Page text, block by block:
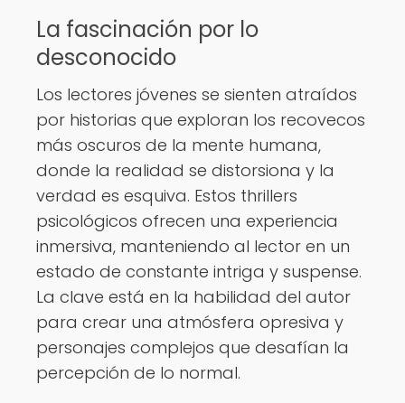
La fascinación por lo
desconocido
Los lectores jóvenes se sienten atraídos
por historias que exploran los recovecos
más oscuros de la mente humana,
donde la realidad se distorsiona y la
verdad es esquiva. Estos thrillers
psicológicos ofrecen una experiencia
inmersiva, manteniendo al lector en un
estado de constante intriga y suspense.
La clave está en la habilidad del autor
para crear una atmósfera opresiva y
personajes complejos que desafían la
percepción de lo normal.